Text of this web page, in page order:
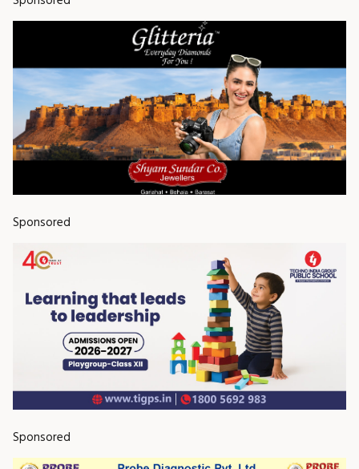
Sponsored
Sponsored